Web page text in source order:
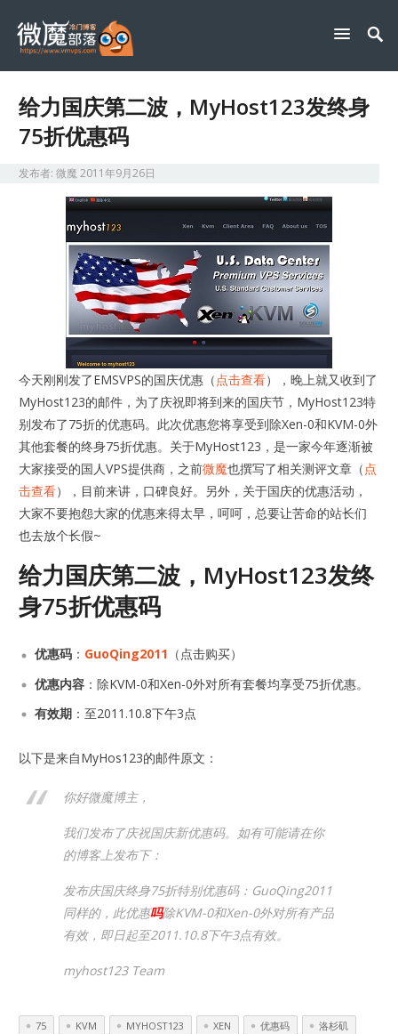
给力国庆第二波，MyHost123发终身
75折优惠码
发布者:微魔2011年9月26日
今天刚刚发了EMSVPS的国庆优惠（点击查看），晚上就又收到了
MyHost123的邮件，为了庆祝即将到来的国庆节，MyHost123特
别发布了75折的优惠码。此次优惠您将享受到除Xen-0和KVM-0外
其他套餐的终身75折优惠。关于MyHost123，是一家今年逐渐被
大家接受的国人VPS提供商，之前微魔也撰写了相关测评文章（点
击查看），目前来讲，口碑良好。另外，关于国庆的优惠活动，
大家不要抱怨大家的优惠来得太早，呵呵，总要让苦命的站长们
也去放个长假~
给力国庆第二波，MyHost123发终
身75折优惠码
优惠码 ： GuoQing2011 （点击购买）
优惠内容 ：除KVM-0和Xen-0外对所有套餐均享受75折优惠。
有效期 ：至2011.10.8下午3点
以下是来自MyHos123的邮件原文：
你好微魔博主，
我们发布了庆祝国庆新优惠码。如有可能请在你
的博客上发布下：
发布庆国庆终身75折特别优惠码：GuoQing2011
同样的，此优惠吗除KVM-0和Xen-0外对所有产品
有效，即日起至2011.10.8下午3点有效。
myhost123 Team
75 KVM MYHOST123 XEN 优惠码 洛杉矶